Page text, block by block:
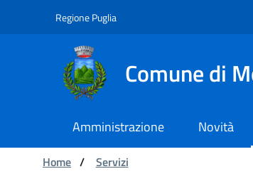
Navigazione
Salta al contenuto
Regione Puglia
Comune di
Amministrazione Novità
Ti trovi in:
Home / Servizi